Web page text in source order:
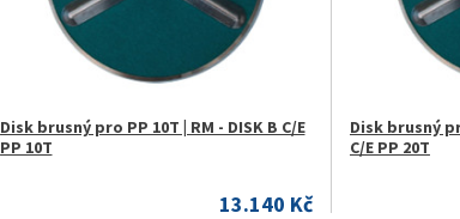
Disk brusný pro PP 10T | RM - DISK B C/E
PP 10T
13.140 Kč
Disk brusný
C/E PP 20T